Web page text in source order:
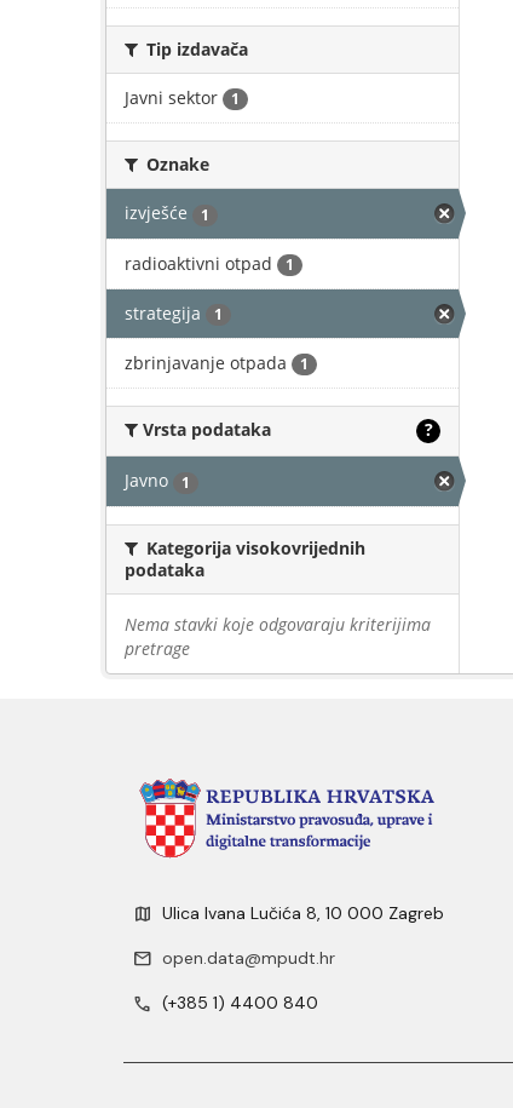
Tip izdavača
Javni sektor 1
Oznake
izvješće 1
radioaktivni otpad 1
strategija 1
zbrinjavanje otpada 1
Vrsta podataka ?
Javno 1
Kategorija visokovrijednih
podataka
Nema stavki koje odgovaraju kriterijima
pretrage